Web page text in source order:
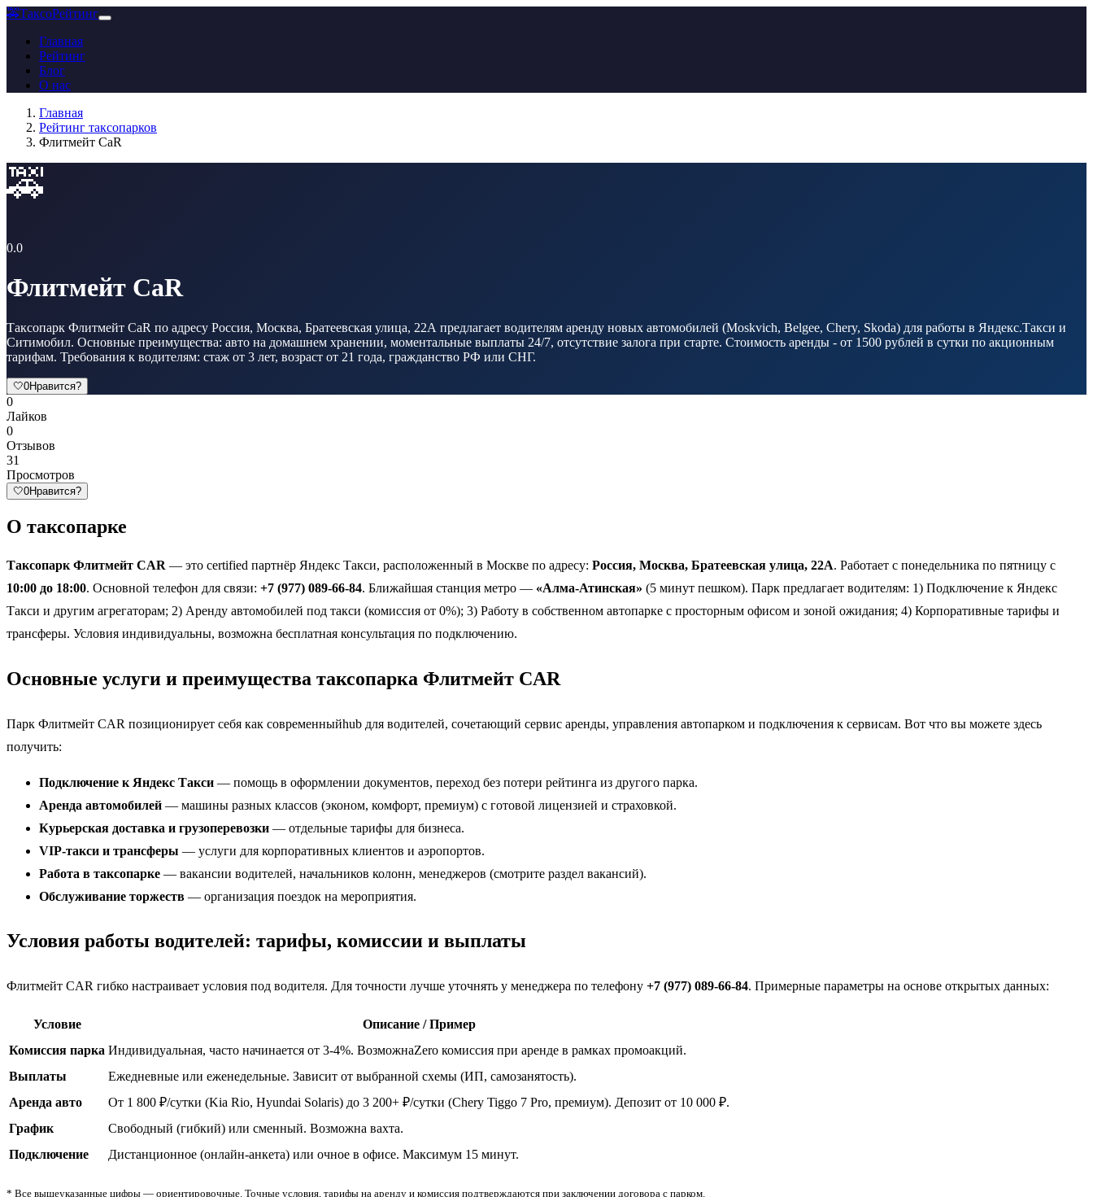
🚕ТаксоРейтинг
Главная
Рейтинг
Блог
О нас
Главная
Рейтинг таксопарков
Флитмейт CaR
🚕
0.0
Флитмейт CaR
Таксопарк Флитмейт CaR по адресу Россия, Москва, Братеевская улица, 22А предлагает водителям аренду новых автомобилей (Moskvich, Belgee, Chery, Skoda) для работы в Яндекс.Такси и
Ситимобил. Основные преимущества: авто на домашнем хранении, моментальные выплаты 24/7, отсутствие залога при старте. Стоимость аренды - от 1500 рублей в сутки по акционным
тарифам. Требования к водителям: стаж от 3 лет, возраст от 21 года, гражданство РФ или СНГ.
🤍0Нравится?
0
Лайков
0
Отзывов
31
Просмотров
🤍0Нравится?
О таксопарке
Таксопарк Флитмейт CAR — это certified партнёр Яндекс Такси, расположенный в Москве по адресу: Россия, Москва, Братеевская улица, 22А. Работает с понедельника по пятницу с
10:00 до 18:00. Основной телефон для связи: +7 (977) 089-66-84. Ближайшая станция метро — «Алма-Атинская» (5 минут пешком). Парк предлагает водителям: 1) Подключение к Яндекс
Такси и другим агрегаторам; 2) Аренду автомобилей под такси (комиссия от 0%); 3) Работу в собственном автопарке с просторным офисом и зоной ожидания; 4) Корпоративные тарифы и
трансферы. Условия индивидуальны, возможна бесплатная консультация по подключению.
Основные услуги и преимущества таксопарка Флитмейт CAR
Парк Флитмейт CAR позиционирует себя как современныйhub для водителей, сочетающий сервис аренды, управления автопарком и подключения к сервисам. Вот что вы можете здесь
получить:
Подключение к Яндекс Такси — помощь в оформлении документов, переход без потери рейтинга из другого парка.
Аренда автомобилей — машины разных классов (эконом, комфорт, премиум) с готовой лицензией и страховкой.
Курьерская доставка и грузоперевозки — отдельные тарифы для бизнеса.
VIP-такси и трансферы — услуги для корпоративных клиентов и аэропортов.
Работа в таксопарке — вакансии водителей, начальников колонн, менеджеров (смотрите раздел вакансий).
Обслуживание торжеств — организация поездок на мероприятия.
Условия работы водителей: тарифы, комиссии и выплаты
Флитмейт CAR гибко настраивает условия под водителя. Для точности лучше уточнять у менеджера по телефону +7 (977) 089-66-84. Примерные параметры на основе открытых данных:
Условие
Описание / Пример
Комиссия парка Индивидуальная, часто начинается от 3-4%. ВозможнаZero комиссия при аренде в рамках промоакций.
Выплаты
Ежедневные или еженедельные. Зависит от выбранной схемы (ИП, самозанятость).
Аренда авто
От 1 800 ₽/сутки (Kia Rio, Hyundai Solaris) до 3 200+ ₽/сутки (Chery Tiggo 7 Pro, премиум). Депозит от 10 000 ₽.
График
Свободный (гибкий) или сменный. Возможна вахта.
Подключение
Дистанционное (онлайн-анкета) или очное в офисе. Максимум 15 минут.
* Все вышеуказанные цифры — ориентировочные. Точные условия, тарифы на аренду и комиссия подтверждаются при заключении договора с парком.